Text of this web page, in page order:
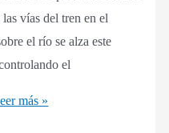
vías del tren en el
el río se alza este
el
más »